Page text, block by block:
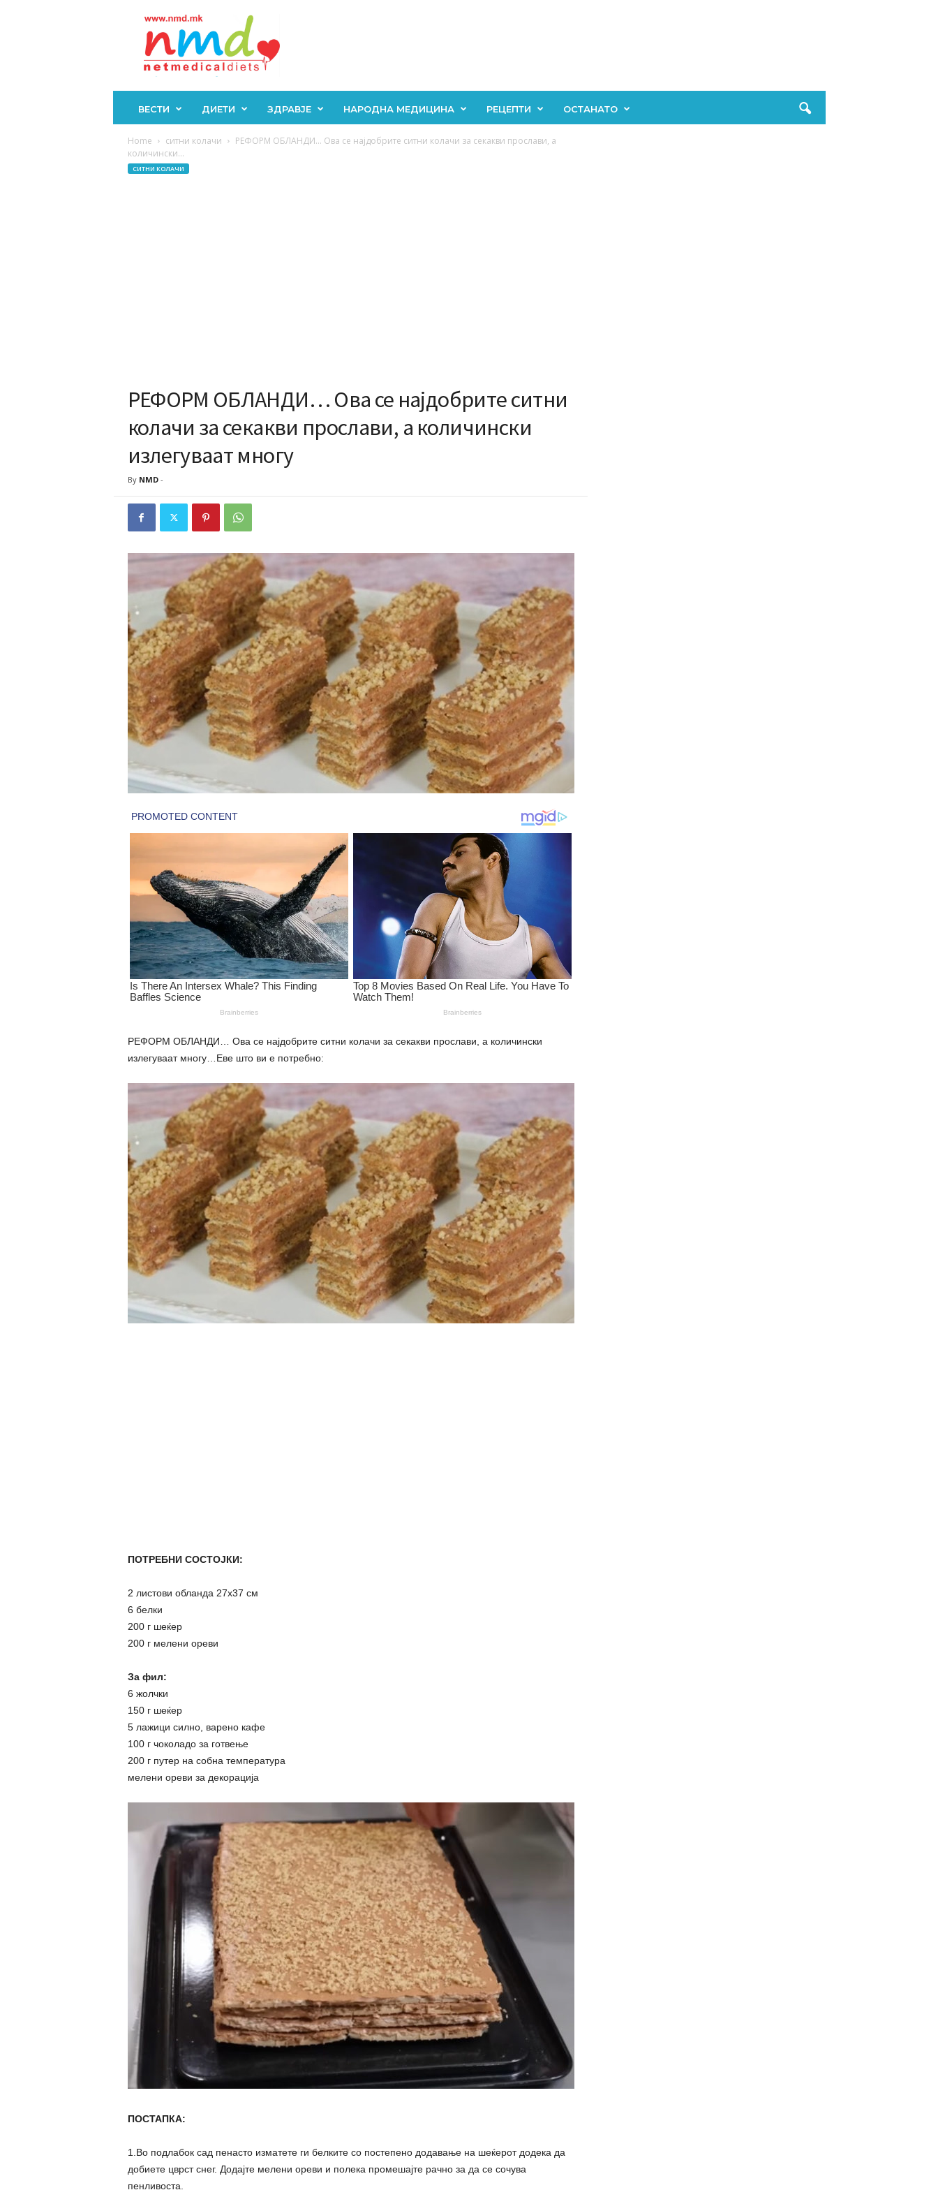
ВЕСТИ ДИЕТИ ЗДРАВЈЕ НАРОДНА МЕДИЦИНА РЕЦЕПТИ ОСТАНАТО
Home ситни колачи
РЕФОРМ ОБЛАНДИ… Ова се најдобрите ситни колачи за секакви прослави, а
количински...
СИТНИ КОЛАЧИ
РЕФОРМ ОБЛАНДИ… Ова се најдобрите ситни
колачи за секакви прослави, а количински
излегуваат многу
By NMD-
РЕФОРМ ОБЛАНДИ… Ова се најдобрите ситни колачи за секакви прослави, а количински
излегуваат многу…Еве што ви е потребно:
ПОТРЕБНИ СОСТОЈКИ:
2 листови обланда 27х37 см
6 белки
200 г шеќер
200 г мелени ореви
За фил:
6 жолчки
150 г шеќер
5 лажици силно, варено кафе
100 г чоколадо за готвење
200 г путер на собна температура
мелени ореви за декорација
ПОСТАПКА:
1.Во подлабок сад пенасто изматете ги белките со постепено додавање на шеќерот додека да
добиете цврст снег. Додајте мелени ореви и полека промешајте рачно за да се сочува
пенливоста.